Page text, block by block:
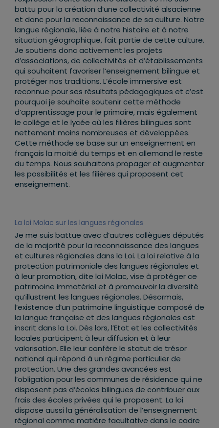
battu pour la création d’une collectivité alsacienne
et donc pour la reconnaissance de sa culture. Notre
langue régionale, liée à notre histoire et à notre
situation géographique, fait partie de cette culture.
Je soutiens donc activement les projets
d’associations, de collectivités et d’établissements
qui souhaitent favoriser l’enseignement bilingue et
protéger nos traditions. L’école immersive est
reconnue pour ses résultats pédagogiques et c’est
pourquoi je souhaite soutenir cette méthode
d’apprentissage pour le primaire, mais également
le collège et le lycée où les filières bilingues sont
nettement moins nombreuses et développées.
Cette méthode se base sur un enseignement en
français la moitié du temps et en allemand le reste
du temps. Nous souhaitons propager et augmenter
les possibilités et les filières qui proposent cet
enseignement.
La loi Molac sur les langues régionales
Je me suis battue avec d’autres collègues députés
de la majorité pour la reconnaissance des langues
et cultures régionales dans la Loi. La loi relative à la
protection patrimoniale des langues régionales et
à leur promotion, dite loi Molac, vise à protéger ce
patrimoine immatériel et à promouvoir la diversité
qu’illustrent les langues régionales. Désormais,
l’existence d’un patrimoine linguistique composé de
la langue française et des langues régionales est
inscrit dans la Loi. Dès lors, l’Etat et les collectivités
locales participent à leur diffusion et à leur
valorisation. Elle leur confère le statut de trésor
national qui répond à un régime particulier de
protection. Une des grandes avancées est
l’obligation pour les communes de résidence qui ne
disposent pas d’écoles bilingues de contribuer aux
frais des écoles privées qui le proposent. La loi
dispose aussi la généralisation de l’enseignement
régional comme matière facultative dans le cadre